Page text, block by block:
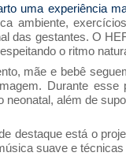
uma experiência
ambiente,
das gestantes. O
o ritmo
mãe e bebê
Durante
neonatal, além de
destaque está o
suave e